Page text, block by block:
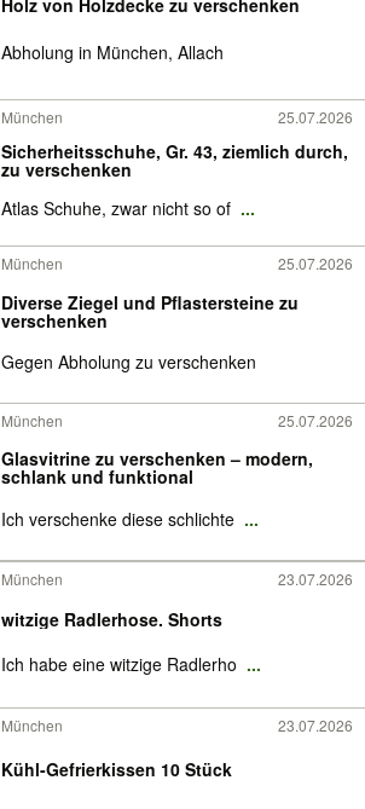
Abholung in München, Allach
München 25.07.2026
Sicherheitsschuhe, Gr. 43, ziemlich durch,
zu verschenken
Atlas Schuhe, zwar nicht so of ...
München 25.07.2026
Diverse Ziegel und Pflastersteine zu
verschenken
Gegen Abholung zu verschenken
München 25.07.2026
Glasvitrine zu verschenken – modern,
schlank und funktional
Ich verschenke diese schlichte ...
München 23.07.2026
witzige Radlerhose. Shorts
Ich habe eine witzige Radlerho ...
München 23.07.2026
Kühl-Gefrierkissen 10 Stück